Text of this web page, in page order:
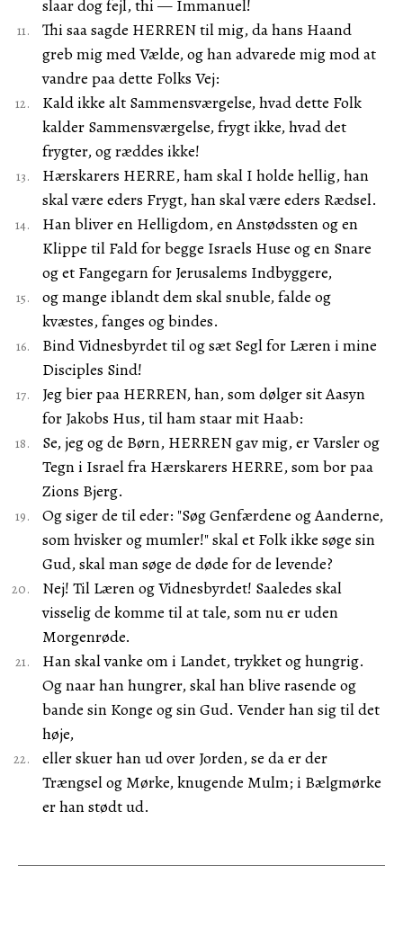
slaar dog fejl, thi — Immanuel!
Thi saa sagde HERREN til mig, da hans Haand
greb mig med Vælde, og han advarede mig mod at
vandre paa dette Folks Vej:
Kald ikke alt Sammensværgelse, hvad dette Folk
kalder Sammensværgelse, frygt ikke, hvad det
frygter, og ræddes ikke!
Hærskarers HERRE, ham skal I holde hellig, han
skal være eders Frygt, han skal være eders Rædsel.
Han bliver en Helligdom, en Anstødssten og en
Klippe til Fald for begge Israels Huse og en Snare
og et Fangegarn for Jerusalems Indbyggere,
og mange iblandt dem skal snuble, falde og
kvæstes, fanges og bindes.
Bind Vidnesbyrdet til og sæt Segl for Læren i mine
Disciples Sind!
Jeg bier paa HERREN, han, som dølger sit Aasyn
for Jakobs Hus, til ham staar mit Haab:
Se, jeg og de Børn, HERREN gav mig, er Varsler og
Tegn i Israel fra Hærskarers HERRE, som bor paa
Zions Bjerg.
Og siger de til eder: "Søg Genfærdene og Aanderne,
som hvisker og mumler!" skal et Folk ikke søge sin
Gud, skal man søge de døde for de levende?
Nej! Til Læren og Vidnesbyrdet! Saaledes skal
visselig de komme til at tale, som nu er uden
Morgenrøde.
Han skal vanke om i Landet, trykket og hungrig.
Og naar han hungrer, skal han blive rasende og
bande sin Konge og sin Gud. Vender han sig til det
høje,
eller skuer han ud over Jorden, se da er der
Trængsel og Mørke, knugende Mulm; i Bælgmørke
er han stødt ud.